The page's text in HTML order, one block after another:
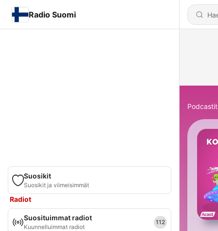
Radio Suomi
Suosikit
Suosikit ja viimeisimmät
Radiot
Suosituimmat radiot
Kuunnelluimmat radiot
112
Podcastit